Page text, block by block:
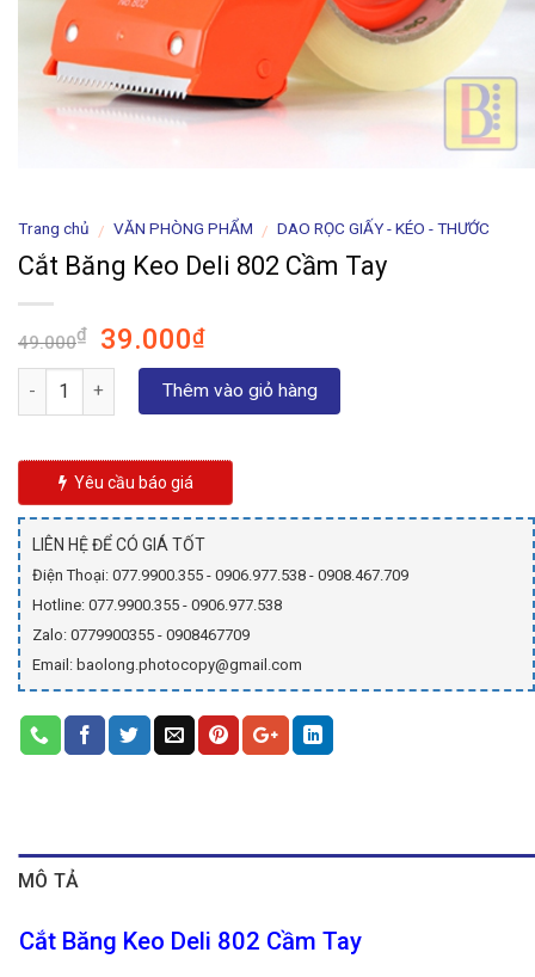
Trang chủ / VĂN PHÒNG PHẨM / DAO RỌC GIẤY - KÉO - THƯỚC
Cắt Băng Keo Deli 802 Cầm Tay
49.000₫
Giá
gốc
là:
49.000₫.
39.000₫Giá
hiện
tại
là:
39.000₫.
Số lượng Thêm vào giỏ hàng
Yêu cầu báo giá
LIÊN HỆ ĐỂ CÓ GIÁ TỐT
Điện Thoại: 077.9900.355 - 0906.977.538 - 0908.467.709
Hotline: 077.9900.355 - 0906.977.538
Zalo: 0779900355 - 0908467709
Email: baolong.photocopy@gmail.com
MÔ TẢ
Cắt Băng Keo Deli 802 Cầm Tay